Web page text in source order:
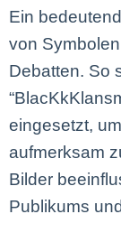
Ein
von
Debatten. So
eingesetzt,
aufmerksam
Bilder
Publikums